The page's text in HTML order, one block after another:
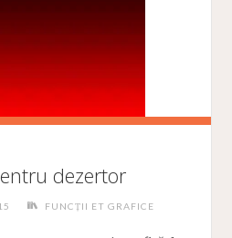
dezertor
FUNCȚII ET GRAFICE